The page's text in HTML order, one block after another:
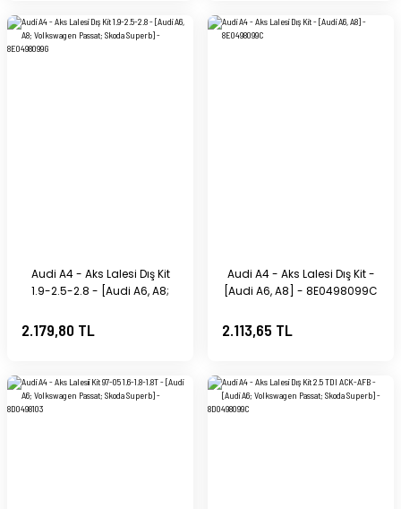
Audi A4 - Aks Lalesi Dış Kit
1.9-2.5-2.8 - [Audi A6, A8;
Superb] - 8E0498099G
2.179,80 TL
Audi A4 - Aks Lalesi Dış Kit -
[Audi A6, A8] - 8E0498099C
2.113,65 TL